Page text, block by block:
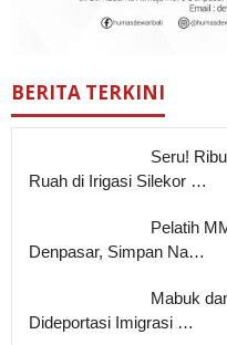
BERITA TERKINI
Seru!
Ruah di Irigasi Silekor …
Pelatih
Denpasar, Simpan Na…
Mabuk
Dideportasi Imigrasi …